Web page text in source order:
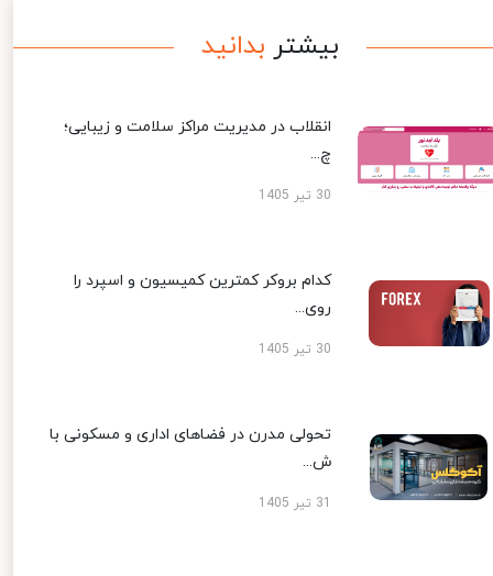
بیشتر بدانید
انقلاب در مدیریت مراکز سلامت و زیبایی؛
چ...
30 تیر 1405
کدام بروکر کمترین کمیسیون و اسپرد را
روی...
30 تیر 1405
تحولی مدرن در فضاهای اداری و مسکونی با
ش...